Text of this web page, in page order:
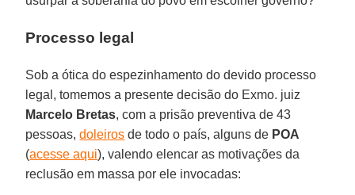
Processo legal
Sob a ótica do espezinhamento do devido processo
legal, tomemos a presente decisão do Exmo. juiz
Marcelo Bretas, com a prisão preventiva de 43
pessoas,doleiros de todo o país, alguns de POA
(acesse aqui), valendo elencar as motivações da
reclusão em massa por ele invocadas: